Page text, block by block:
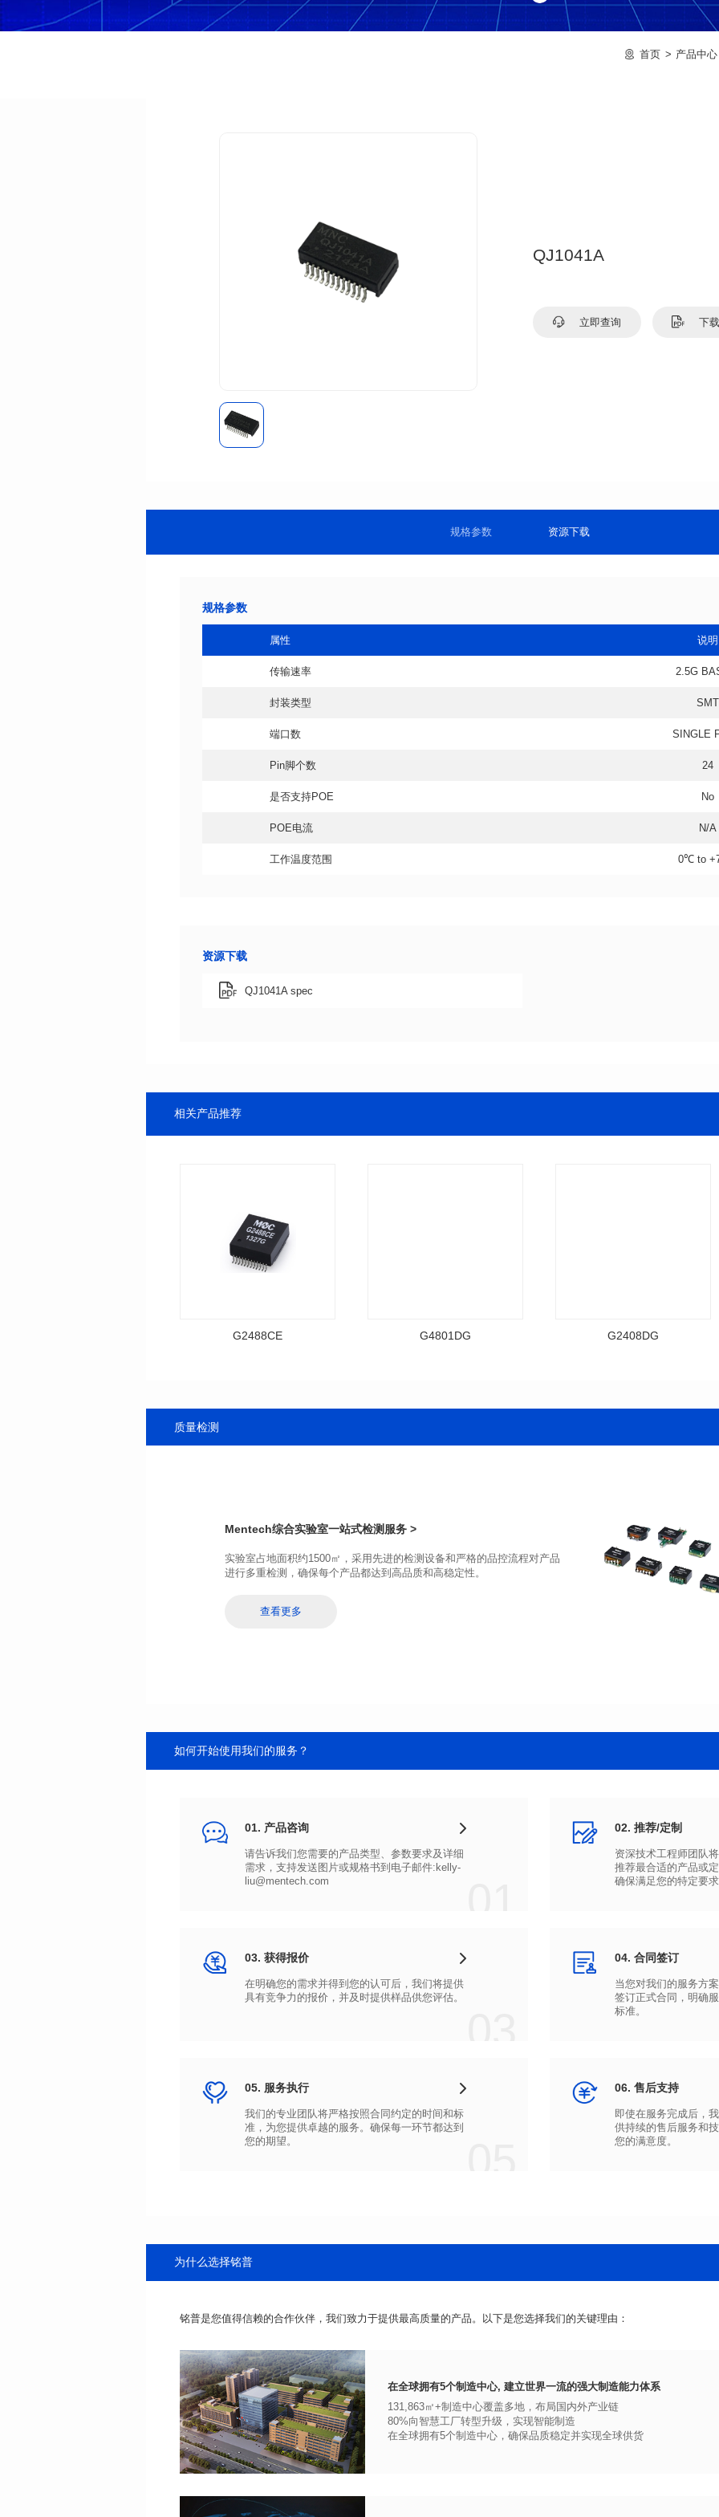
首页 产品中心
QJ1041A
立即查询 下载
规格参数 资源下载
规格参数
属性 说明
传输速率 2.5G
封装类型 SMT
端口数 SINGLE
Pin脚个数 24
是否支持POE No
POE电流 N/A
工作温度范围 0℃ to
资源下载
QJ1041A spec
相关产品推荐
封装类型: SMT
端口数: SINGLE PORT
G2488CE
端口数: DUAL PORT
+70℃
G4801DG
端口数: SINGLE PORT
G2408DG
质量检测
Mentech综合实验室一站式检测服务 >
进行多重检测，确保每个产品都达到高品质和高稳定性。
查看更多
如何开始使用我们的服务？
01. 产品咨询
liu@mentech.com
02. 推荐/定制
确保满足您的特定要
03. 获得报价
具有竞争力的报价，并及时提供样品供您评估。
04. 合同签订
标准。
05. 服务执行
您的期望。
06. 售后支持
您的满意度。
为什么选择铭普
铭普是您值得信赖的合作伙伴，我们致力于提供最高质量的产品。以下是您选择我们的关键理由：
在全球拥有5个制造中心, 建立世界一流的强大制造能力体系
131,863㎡+制造中心覆盖多地，布局国内外产业链
80%向智慧工厂转型升级，实现智能制造
在全球拥有5个制造中心，确保品质稳定并实现全球供货